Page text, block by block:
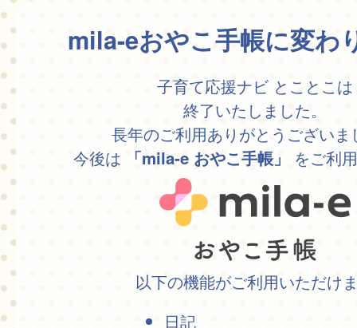
mila-eおやこ手帳に変わ
子育て応援ナビ とことこは
終了いたしました。
長年のご利用ありがとうございま
今後は
「mila-e おやこ手帳」 をご利
以下の機能がご利用いただけ
日記